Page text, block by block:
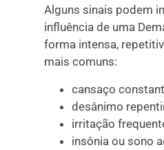
Alguns sinais podem
influência de uma
forma intensa,
mais comuns:
cansaço
desânimo
irritação
insônia ou sono